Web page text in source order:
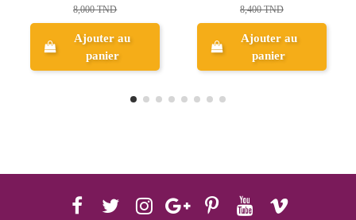
Ajouter au
Ajouter au